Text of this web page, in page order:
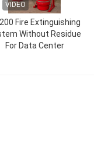
VIDEO
Fire Extinguishing
Without Residue
For Data Center